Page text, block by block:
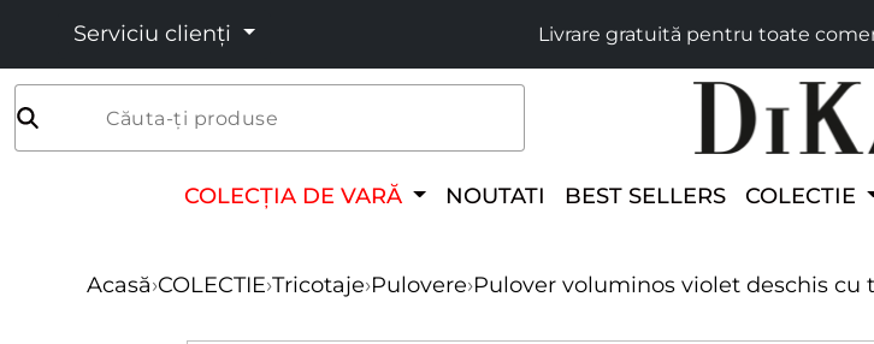
Serviciu clienți Livrare gratuită pentru toate
Căuta-ți produse
COLECȚIA DE VARĂ NOUTATI BEST SELLERS COLECTIE
Acasă›COLECTIE›Tricotaje›Pulovere›Pulover voluminos violet deschis cu